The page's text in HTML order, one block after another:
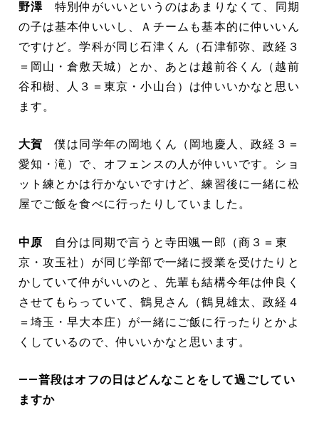
野澤特別仲がいいというのはあまりなくて、同期
の子は基本仲いいし、Ａチームも基本的に仲いいん
ですけど。学科が同じ石津くん（石津郁弥、政経３
＝岡山・倉敷天城）とか、あとは越前谷くん（越前
谷和樹、人３＝東京・小山台）は仲いいかなと思い
ます。
大賀 僕は同学年の岡地くん（岡地慶人、政経３＝
愛知・滝）で、オフェンスの人が仲いいです。ショ
ット練とかは行かないですけど、練習後に一緒に松
屋でご飯を食べに行ったりしていました。
中原 自分は同期で言うと寺田颯一郎（商３＝東
京・攻玉社）が同じ学部で一緒に授業を受けたりと
かしていて仲がいいのと、先輩も結構今年は仲良く
させてもらっていて、鶴見さん（鶴見雄太、政経４
＝埼玉・早大本庄）が一緒にご飯に行ったりとかよ
くしているので、仲いいかなと思います。
――普段はオフの日はどんなことをして過ごしてい
ますか